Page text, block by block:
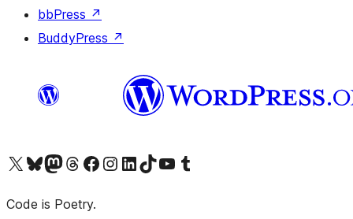
bbPress ↗
BuddyPress ↗
Visita il nostro account X (ex Twitter)
Visita il nostro account Bluesky
Visita il nostro account Mastodon
Visita il nostro account Threads
Visita la nostra pagina Facebook
Visita il nostro account Instagram
Visita il nostro account LinkedIn
Visita il nostro account TikTok
Visita il nostro canale YouTube
Visita il nostro account Tumblr
Code is Poetry.